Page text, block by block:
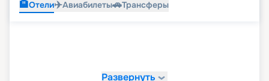
🏨Отели✈️Авиабилеты🚗Трансферы
Развернуть